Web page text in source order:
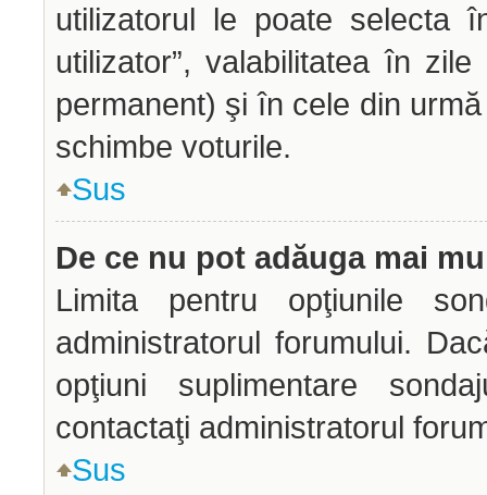
utilizatorul le poate selecta
utilizator”, valabilitatea în
permanent) şi în cele din
schimbe voturile.
Sus
De ce nu pot adăuga mai
Limita pentru opţiunile
administratorul forumului.
opţiuni suplimentare
contactaţi administratorul
Sus